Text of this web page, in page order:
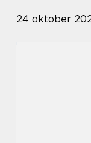
24 oktober